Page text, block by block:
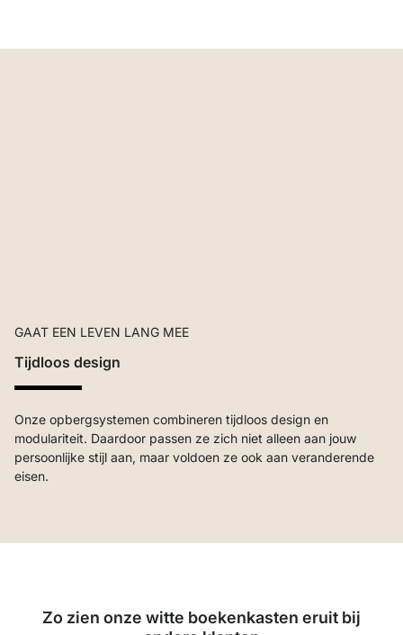
GAAT EEN LEVEN LANG MEE
Tijdloos design
Onze opbergsystemen combineren tijdloos design en
modulariteit. Daardoor passen ze zich niet alleen aan jouw
persoonlijke stijl aan, maar voldoen ze ook aan veranderende
eisen.
Zo zien onze witte boekenkasten eruit bij